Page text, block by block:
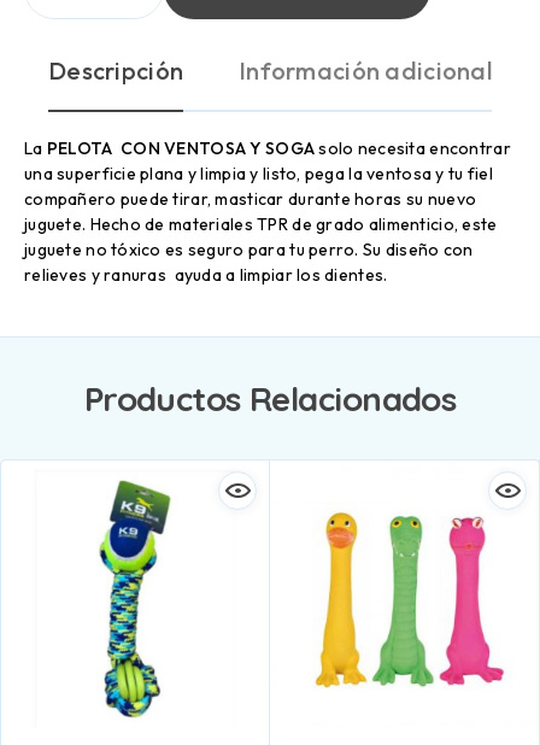
Descripción Información adicional
La PELOTA CON VENTOSA Y SOGAsolo necesita encontrar
una superficie plana y limpia y listo, pega la ventosa y tu fiel
compañero puede tirar, masticar durante horas su nuevo
juguete. Hecho de materiales TPR de grado alimenticio, este
juguete no tóxico es seguro para tu perro. Su diseño con
relieves y ranuras ayuda a limpiar los dientes.
Productos Relacionados